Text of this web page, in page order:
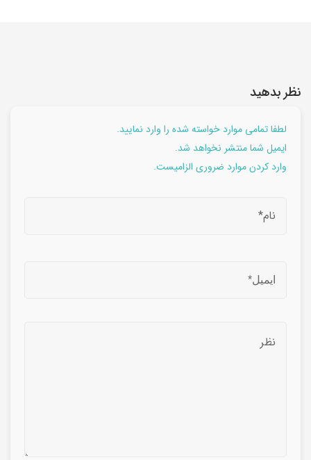
نظر بدهید
لطفا تمامی موارد خواسته شده را وارد نمایید.
ایمیل شما منتشر نخواهد شد.
وارد کردن موارد ضروری الزامیست.